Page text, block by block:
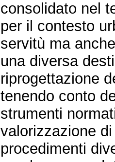
consolidato nel
per il contesto
servitù ma
una diversa
riprogettazione
tenendo conto
strumenti
valorizzazione
procedimenti